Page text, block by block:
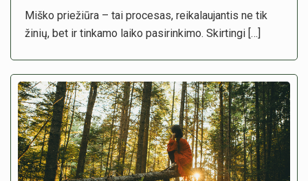
Miško priežiūra – tai procesas, reikalaujantis ne tik
žinių, bet ir tinkamo laiko pasirinkimo. Skirtingi […]